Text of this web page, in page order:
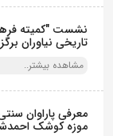
نشست "کمیته
تاریخی نیاوران
مشاهده بیشتر..
معرفی پاراوان
موزه کوشک